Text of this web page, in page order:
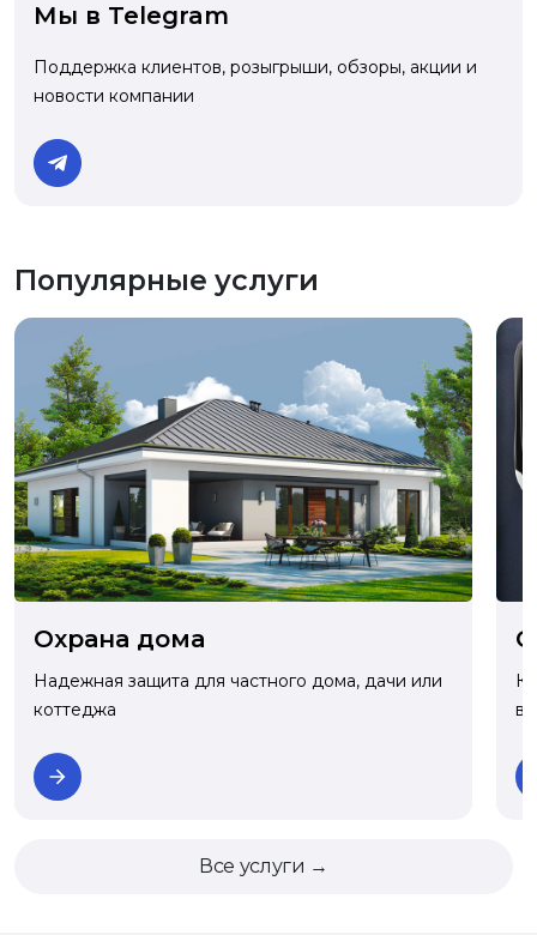
Мы в Telegram
Поддержка клиентов, розыгрыши, обзоры, акции и
новости компании
Популярные услуги
Охрана дома
Надежная защита для частного дома, дачи или
коттеджа
Все услуги →